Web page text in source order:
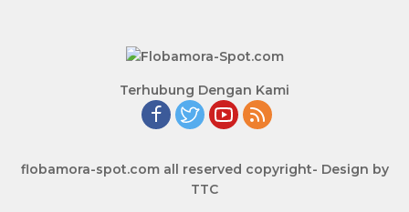
Terhubung Dengan Kami
flobamora-spot.com all reserved copyright- Design by
TTC